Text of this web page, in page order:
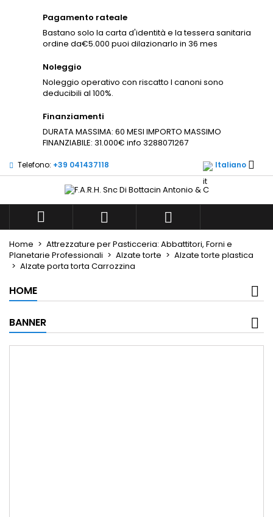
Pagamento rateale
Bastano solo la carta d'identità e la tessera sanitaria
ordine da€5.000 puoi dilazionarlo in 36 mes
Noleggio
Noleggio operativo con riscatto I canoni sono
deducibili al 100%.
Finanziamenti
DURATA MASSIMA: 60 MESI IMPORTO MASSIMO
FINANZIABILE: 31.000€ info 3288071267
Telefono: +39 041437118 Italiano 
  
Home
Attrezzature per Pasticceria: Abbattitori, Forni e
Planetarie Professionali
Alzate torte
Alzate torte plastica
Alzate porta torta Carrozzina
HOME
BANNER
Aggiungi alla lista dei
desideri
×
Create new list
((title)) ×
((cancelText))
Accedi ×
prodotti nella tua lista dei desideri.